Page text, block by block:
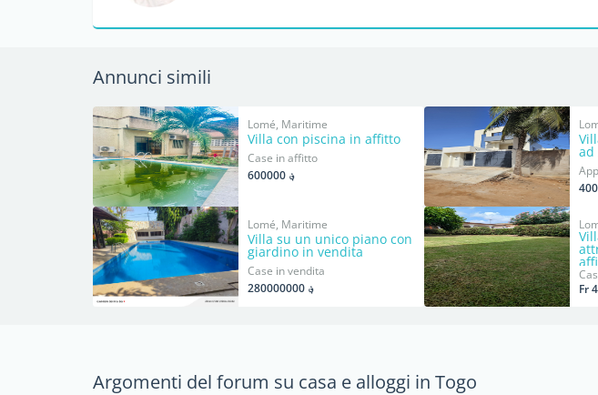
Annunci simili
Lomé, Maritime
Villa con piscina in affitto
Case in affitto
؋ 600000
ad
Lomé, Maritime
Villa su un unico piano con
giardino in vendita
Case in vendita
؋ 280000000
Fr
Argomenti del forum su casa e alloggi in Togo